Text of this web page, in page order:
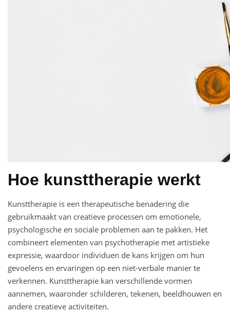
Hoe kunsttherapie werkt
Kunsttherapie is een therapeutische benadering die
gebruikmaakt van creatieve processen om emotionele,
psychologische en sociale problemen aan te pakken. Het
combineert elementen van psychotherapie met artistieke
expressie, waardoor individuen de kans krijgen om hun
gevoelens en ervaringen op een niet-verbale manier te
verkennen. Kunsttherapie kan verschillende vormen
aannemen, waaronder schilderen, tekenen, beeldhouwen en
andere creatieve activiteiten.